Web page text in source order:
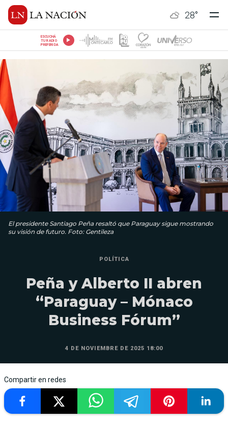
28°
ESCUCHÁ
TU RADIO
PREFERIDA
El presidente Santiago Peña resaltó que Paraguay sigue mostrando
su visión de futuro. Foto: Gentileza
POLÍTICA
Peña y Alberto II abren
“Paraguay – Mónaco
Business Fórum”
4 DE NOVIEMBRE DE 2025 18:00
Compartir en redes